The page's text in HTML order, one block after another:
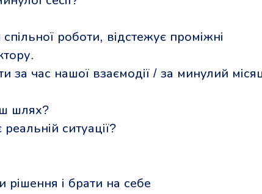
роботи, відстежує проміжні
за час нашої взаємодії / за минулий
шлях?
ситуації?
рішення і брати на себе